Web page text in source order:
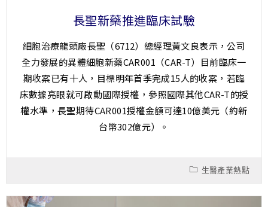
長聖新藥推進臨床試驗
細胞治療龍頭廠長聖（6712）總經理黃文良表示，公司
全力發展的異體細胞新藥CAR001（CAR-T）目前臨床一
期收案已有十人，目標明年首季完成15人的收案，若臨
床數據亮眼就可啟動國際授權，參照國際其他CAR-T的授
權水準，長聖期待CAR001授權金額可達10億美元（約新
台幣302億元）。
生醫產業熱點